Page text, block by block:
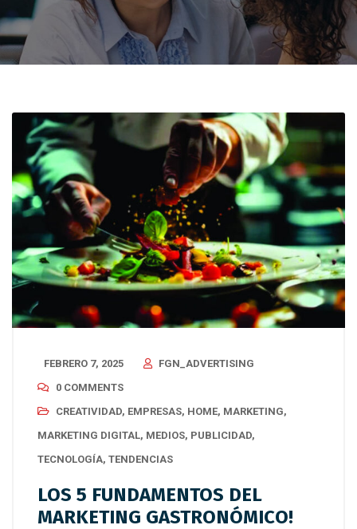
FEBRERO 7, 2025
FGN_ADVERTISING
0 COMMENTS
CREATIVIDAD, EMPRESAS, HOME, MARKETING,
MARKETING DIGITAL, MEDIOS, PUBLICIDAD,
TECNOLOGÍA, TENDENCIAS
LOS 5 FUNDAMENTOS DEL
MARKETING GASTRONÓMICO!